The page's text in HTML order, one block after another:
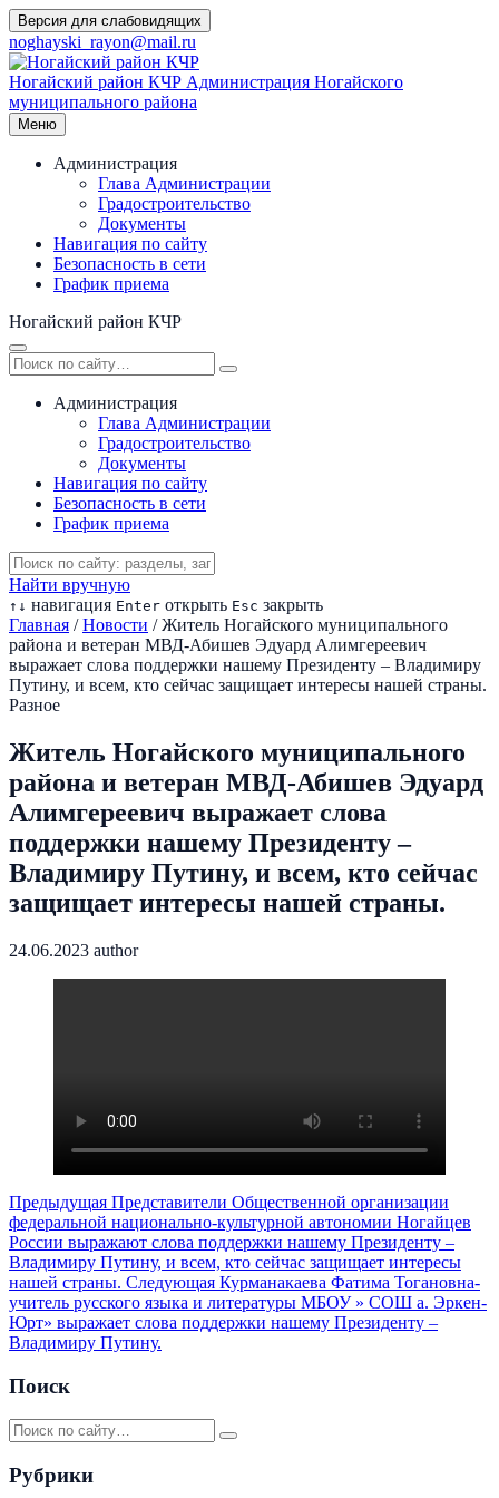
Перейти
к
содержимому
Версия для слабовидящих
noghayski_rayon@mail.ru
Ногайский район КЧР Администрация Ногайского
муниципального района
Меню
Администрация
Глава Администрации
Градостроительство
Документы
Навигация по сайту
Безопасность в сети
График приема
Ногайский район КЧР
Администрация
Глава Администрации
Градостроительство
Документы
Навигация по сайту
Безопасность в сети
График приема
Найти вручную
↑ ↓ навигация Enter открыть Esc закрыть
Главная / Новости / Житель Ногайского муниципального
района и ветеран МВД-Абишев Эдуард Алимгереевич
выражает слова поддержки нашему Президенту – Владимиру
Путину, и всем, кто сейчас защищает интересы нашей страны.
Разное
Житель Ногайского муниципального
района и ветеран МВД-Абишев Эдуард
Алимгереевич выражает слова
поддержки нашему Президенту –
Владимиру Путину, и всем, кто сейчас
защищает интересы нашей страны.
24.06.2023 author
Предыдущая Представители Общественной организации
федеральной национально-культурной автономии Ногайцев
России выражают слова поддержки нашему Президенту –
Владимиру Путину, и всем, кто сейчас защищает интересы
нашей страны. Следующая Курманакаева Фатима Тогановна-
учитель русского языка и литературы МБОУ » СОШ а. Эркен-
Юрт» выражает слова поддержки нашему Президенту –
Владимиру Путину.
Поиск
Рубрики